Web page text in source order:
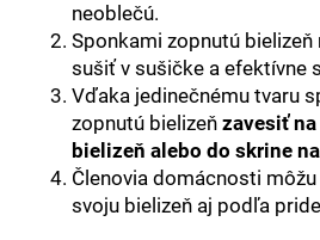
neoblečú.
Sponkami zopnutú bielizeň
sušiť v sušičke a efektívne
Vďaka jedinečnému tvaru
zopnutú bielizeň zavesiť
bielizeň alebo do skrine
Členovia domácnosti
svoju bielizeň aj podľa